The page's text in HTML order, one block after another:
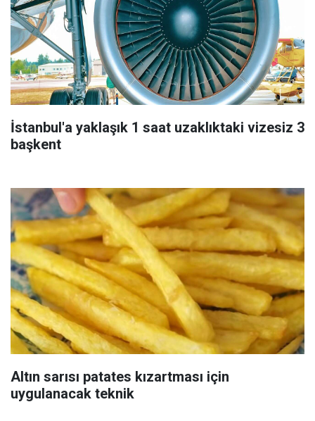
İstanbul'a yaklaşık 1 saat uzaklıktaki vizesiz 3
başkent
Altın sarısı patates kızartması için
uygulanacak teknik